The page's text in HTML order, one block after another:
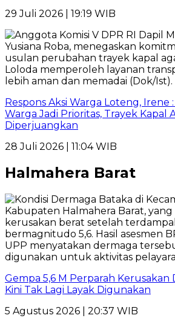
29 Juli 2026 | 19:19 WIB
Respons Aksi Warga Loteng, Irene
Warga Jadi Prioritas, Trayek Kapal
Diperjuangkan
28 Juli 2026 | 11:04 WIB
Halmahera Barat
Gempa 5,6 M Perparah Kerusakan
Kini Tak Lagi Layak Digunakan
5 Agustus 2026 | 20:37 WIB